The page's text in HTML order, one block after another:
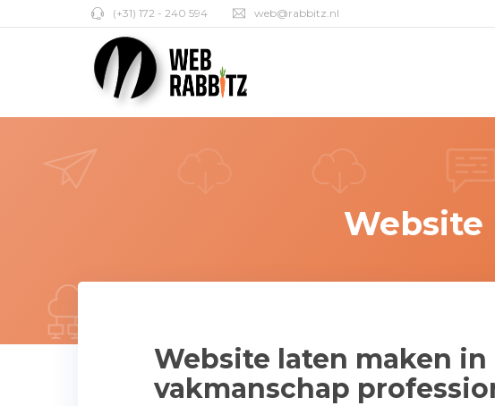
(+31) 172 - 240 594 web@rabbitz.nl
Website
Website laten maken
vakmanschap